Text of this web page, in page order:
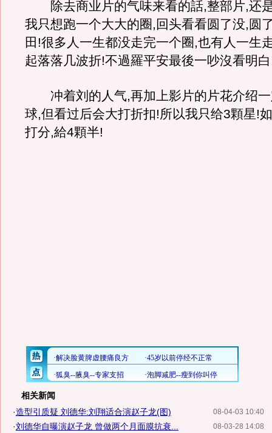
除去商业片的气味来看的話,整部片,还
我只想跑一个大大的圈,回头看看圆了没,圆
田!很多人一生都没走完一个圈,也有人一生
起落落几波折!不過羅平安最後一吵沒看明
冲着刘的人气,再加上影片的片花介绍一
球,但看过后会大打折扣!所以我只给3顆星!
打分,給4顆半!
相关新闻
08-04-03 10:40
·造型引质疑 刘德华:刘翔适合演赵子龙(图)
08-03-28 14:08
·刘德华自曝演赵子龙 曾做两个月面膜抗衰...